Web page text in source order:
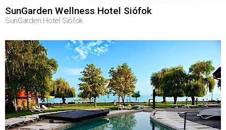
SunGarden Wellness Hotel Siófok
SunGarden Hotel Siófok